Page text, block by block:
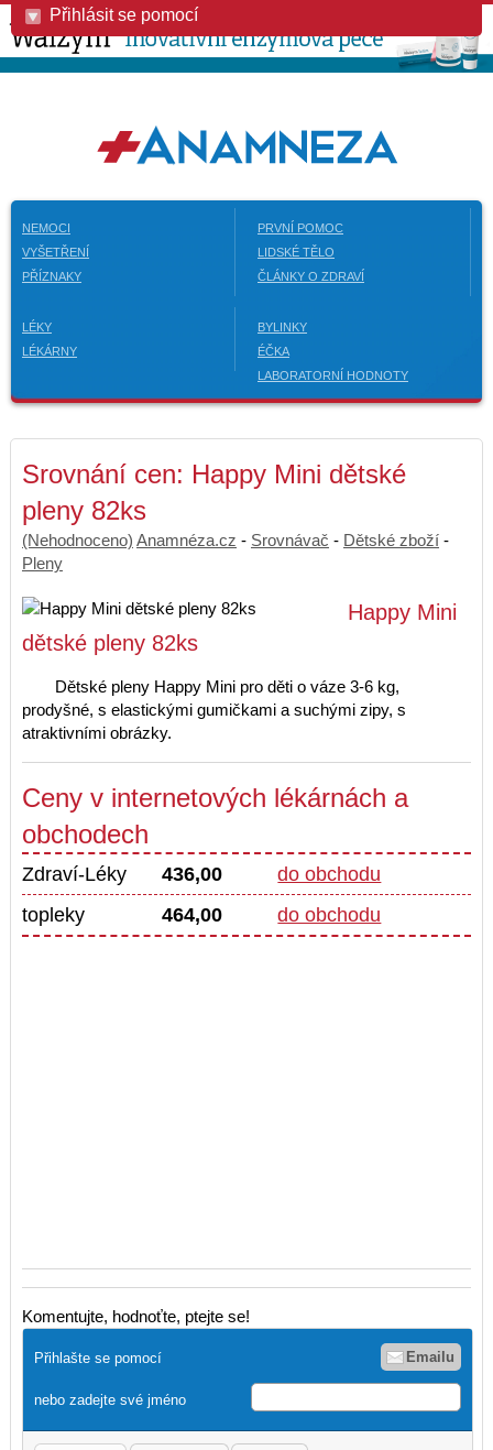
Přihlásit se pomocí
NEMOCI
VYŠETŘENÍ
PŘÍZNAKY
PRVNÍ POMOC
LIDSKÉ TĚLO
ČLÁNKY O ZDRAVÍ
LÉKY
LÉKÁRNY
BYLINKY
ÉČKA
LABORATORNÍ HODNOTY
Srovnání cen: Happy Mini dětské
pleny 82ks
(Nehodnoceno) Anamnéza.cz - Srovnávač - Dětské zboží -
Pleny
Happy Mini
dětské pleny 82ks
Dětské pleny Happy Mini pro děti o váze 3-6 kg,
prodyšné, s elastickými gumičkami a suchými zipy, s
atraktivními obrázky.
Ceny v internetových lékárnách a
obchodech
Zdraví-Léky 436,00
do obchodu
topleky
464,00 do obchodu
Komentujte, hodnoťte, ptejte se!
Přihlašte se pomocí Emailu
nebo zadejte své jméno